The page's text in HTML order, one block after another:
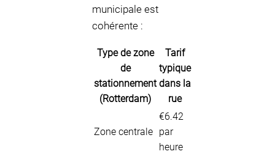
municipale est
cohérente :
Type de zone
de
stationnement
(Rotterdam)
Tarif
typique
dans la
rue
Zone centrale
€6.42
par
heure